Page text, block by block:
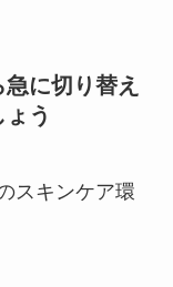
に切り替え
う
スキンケア環